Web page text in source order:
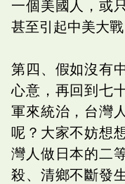
一個美國人，或
甚至引起中美大
第四、假如沒有
心意，再回到七
軍來統治，台灣
呢？大家不妨想
灣人做日本的二
殺、清鄉不斷發